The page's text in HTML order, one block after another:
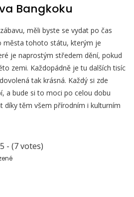
Bangkoku
měli byste se vydat po čas
města tohoto státu, kterým je
je naprostým středem dění, pokud
zemi. Každopádně je tu dalších tisíc
tak krásná. Každý si zde
a bude si to moci po celou dobu
díky těm všem přírodním i kulturním
- (7 votes)